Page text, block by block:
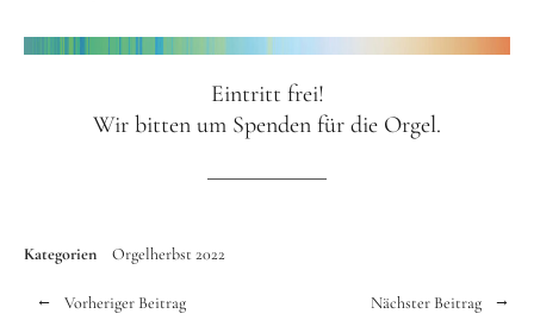
Eintritt frei!
Wir bitten um Spenden für die Orgel.
Kategorien Orgelherbst 2022
Vorheriger Beitrag
Nächster Beitrag